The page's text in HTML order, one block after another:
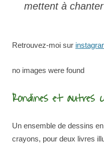
mettent à
Retrouvez-moi sur
no images were found
Rondines et autres
Un ensemble de dessins
crayons, pour deux livres